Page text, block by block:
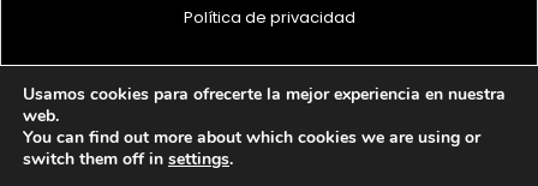
Política de privacidad
© 1997 - 2026 PRODU - Todos los derechos reservados
Usamos cookies para ofrecerte la mejor experiencia en nuestra
web.
You can find out more about which cookies we are using or
switch them off in settings.